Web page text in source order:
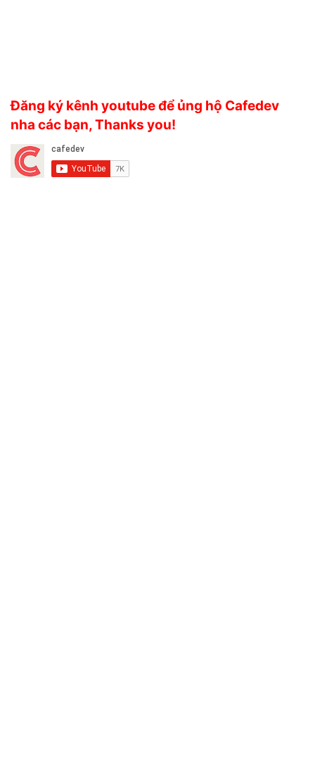
Đăng ký kênh youtube để ủng hộ Cafedev
nha các bạn, Thanks you!